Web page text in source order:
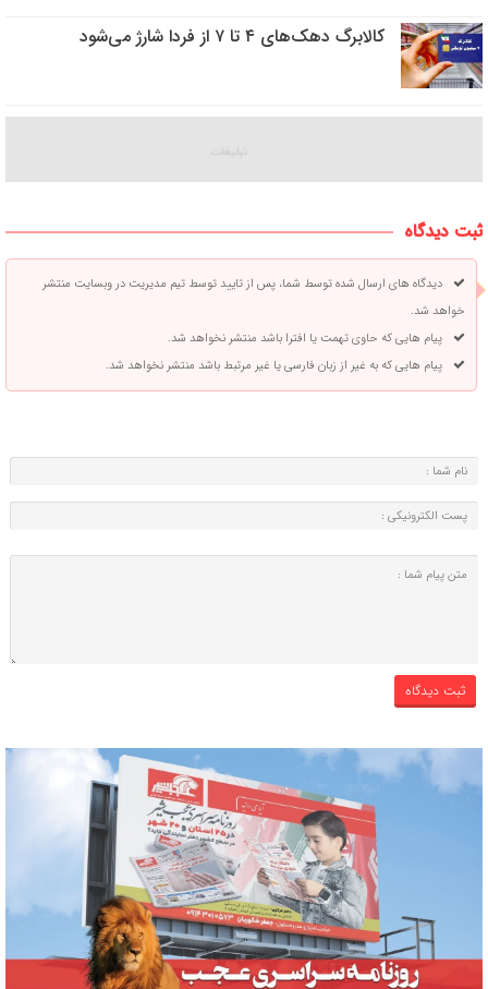
کالابرگ دهک‌های ۴ تا ۷ از فردا شارژ می‌شود
ثبت دیدگاه
دیدگاه های ارسال شده توسط شما، پس از تایید توسط تیم مدیریت در وبسایت منتشر
خواهد شد.
پیام هایی که حاوی تهمت یا افترا باشد منتشر نخواهد شد.
پیام هایی که به غیر از زبان فارسی یا غیر مرتبط باشد منتشر نخواهد شد.